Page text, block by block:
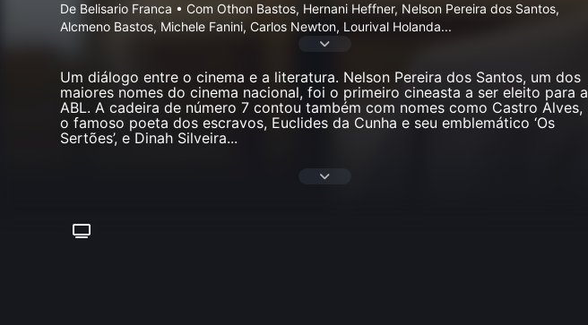
De Belisario Franca • Com Othon Bastos, Hernani Heffner, Nelson Pereira dos Santos,
Alcmeno Bastos, Michele Fanini, Carlos Newton, Lourival Holanda...
Um diálogo entre o cinema e a literatura. Nelson Pereira dos Santos, um dos
maiores nomes do cinema nacional, foi o primeiro cineasta a ser eleito para a
ABL. A cadeira de número 7 contou também com nomes como Castro Alves,
o famoso poeta dos escravos, Euclides da Cunha e seu emblemático ‘Os
Sertões’, e Dinah Silveira...